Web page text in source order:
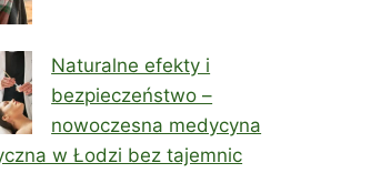
Naturalne efekty i
bezpieczeństwo –
nowoczesna medycyna
w Łodzi bez tajemnic